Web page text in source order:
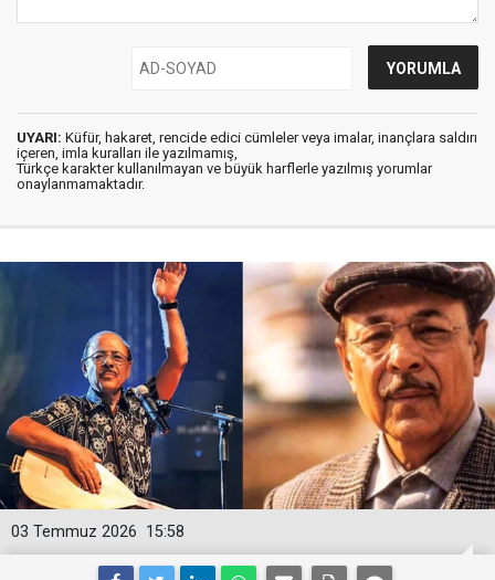
UYARI: Küfür, hakaret, rencide edici cümleler veya imalar, inançlara saldırı
içeren, imla kuralları ile yazılmamış,
Türkçe karakter kullanılmayan ve büyük harflerle yazılmış yorumlar
onaylanmamaktadır.
15:58
03 Temmuz 2026